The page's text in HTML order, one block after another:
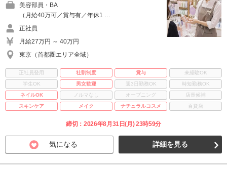
美容部員・BA
（月給40万可／賞与有／年休1 …
正社員
月給27万円 ～ 40万円
東京（首都圏エリア全域）
正社員登用 社割制度 賞与
未経験OK
学生OK
男女歓迎 週3日勤務OK
時短勤務OK
ネイルOK
ノルマなし オープニング
店長候補
スキンケア
メイク ナチュラルコスメ 百貨店
締切：2026年8月31日(月) 23時59分
気になる 詳細を見る